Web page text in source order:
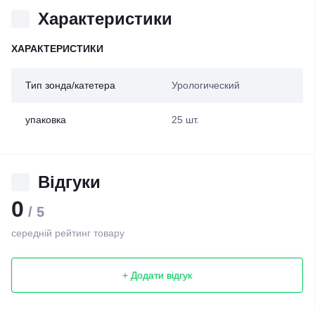
Характеристики
ХАРАКТЕРИСТИКИ
Тип зонда/катетера Урологический
упаковка 25 шт.
Відгуки
0 / 5
середній рейтинг товару
+ Додати відгук